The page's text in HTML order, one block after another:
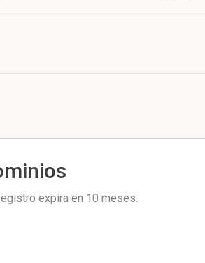
expira en 10 meses.